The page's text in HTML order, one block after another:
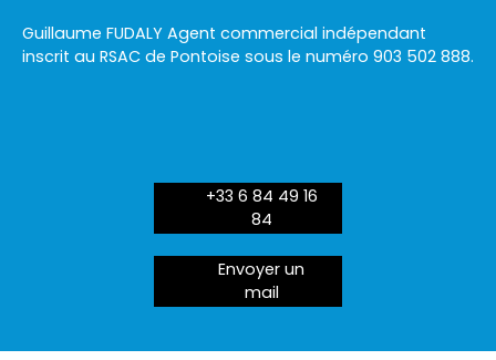
Guillaume FUDALY Agent commercial indépendant
inscrit au RSAC de Pontoise sous le numéro 903 502 888.
+33 6 84 49 16
84
Envoyer un
mail